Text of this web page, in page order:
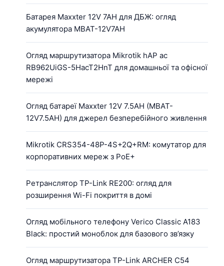
Батарея Maxxter 12V 7AH для ДБЖ: огляд
акумулятора MBAT-12V7AH
Огляд маршрутизатора Mikrotik hAP ac
RB962UiGS-5HacT2HnT для домашньої та офісної
мережі
Огляд батареї Maxxter 12V 7.5AH (MBAT-
12V7.5AH) для джерел безперебійного живлення
Mikrotik CRS354-48P-4S+2Q+RM: комутатор для
корпоративних мереж з PoE+
Ретранслятор TP-Link RE200: огляд для
розширення Wi-Fi покриття в домі
Огляд мобільного телефону Verico Classic A183
Black: простий моноблок для базового зв’язку
Огляд маршрутизатора TP-Link ARCHER C54